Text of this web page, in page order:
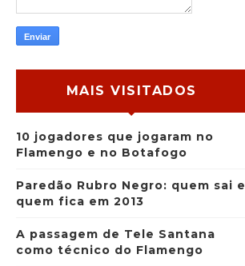
MAIS VISITADOS
10 jogadores que jogaram no
Flamengo e no Botafogo
Paredão Rubro Negro: quem sai e
quem fica em 2013
A passagem de Tele Santana
como técnico do Flamengo